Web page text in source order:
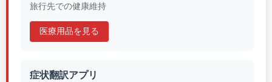
旅行先での健康維持
医療用品を見る
症状翻訳アプリ